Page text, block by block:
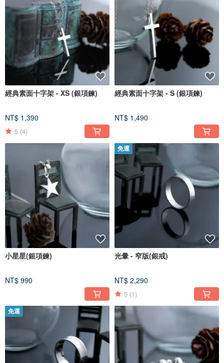
經典素面十字架 - XS (銀項鍊)
NT$ 1,390
5 (4)
經典素面十字架 - S (銀項鍊)
NT$ 1,490
小星星(銀項鍊)
NT$ 990
免運
光暈 - 窄版(銀戒)
NT$ 2,290
5 (1)
免運